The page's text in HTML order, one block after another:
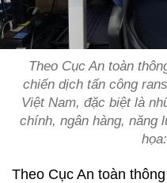
Theo Cục An toàn
chiến dịch tấn công
Việt Nam, đặc biệt là
chính, ngân hàng, năng
Theo Cục An toàn